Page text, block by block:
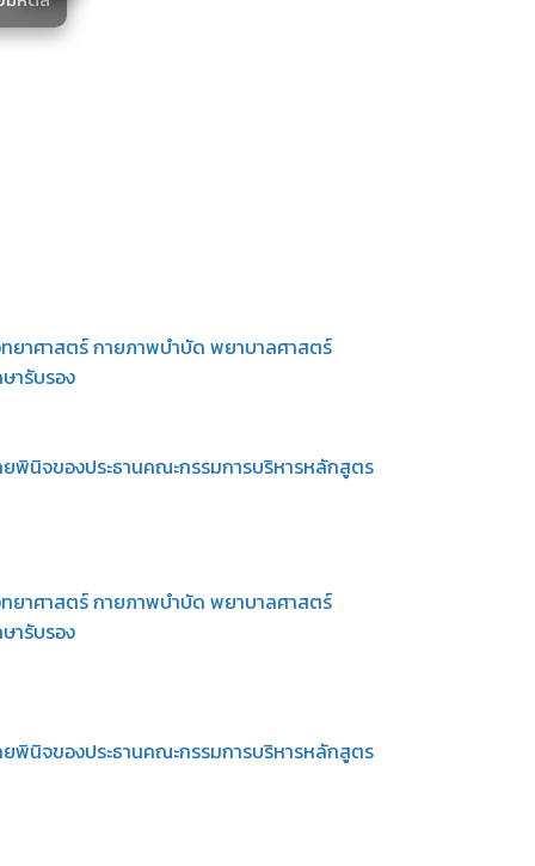
าศาสตร์ กายภาพบำบัด พยาบาลศาสตร์
ารับรอง
พินิจของประธานคณะกรรมการบริหารหลักสูตร
าศาสตร์ กายภาพบำบัด พยาบาลศาสตร์
ารับรอง
พินิจของประธานคณะกรรมการบริหารหลักสูตร